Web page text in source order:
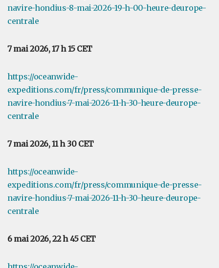
navire-hondius-8-mai-2026-19-h-00-heure-deurope-
centrale
7 mai 2026, 17 h 15 CET
https://oceanwide-
expeditions.com/fr/press/communique-de-presse-
navire-hondius-7-mai-2026-11-h-30-heure-deurope-
centrale
7 mai 2026, 11 h 30 CET
https://oceanwide-
expeditions.com/fr/press/communique-de-presse-
navire-hondius-7-mai-2026-11-h-30-heure-deurope-
centrale
6 mai 2026, 22 h 45 CET